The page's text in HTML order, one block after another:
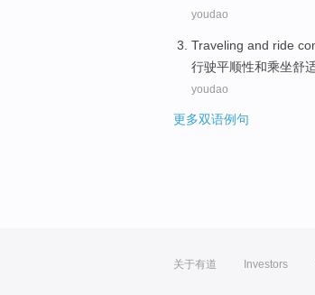
youdao
Traveling and ride
行驶平顺性和乘坐舒
youdao
更多双语例句
关于有道 Investors